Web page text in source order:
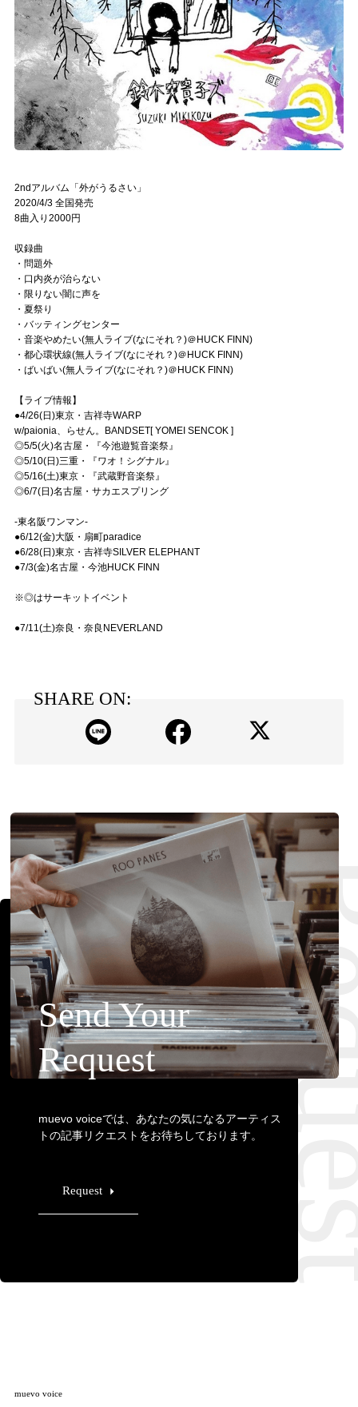
2ndアルバム「外がうるさい」
2020/4/3 全国発売
8曲入り2000円
収録曲
・問題外
・口内炎が治らない
・限りない闇に声を
・夏祭り
・バッティングセンター
・音楽やめたい(無人ライブ(なにそれ？)＠HUCK FINN)
・都心環状線(無人ライブ(なにそれ？)＠HUCK FINN)
・ばいばい(無人ライブ(なにそれ？)＠HUCK FINN)
【ライブ情報】
●4/26(日)東京・吉祥寺WARP
w/paionia、らせん。BANDSET[ YOMEI SENCOK ]
◎5/5(火)名古屋・『今池遊覧音楽祭』
◎5/10(日)三重・『ワオ！シグナル』
◎5/16(土)東京・『武蔵野音楽祭』
◎6/7(日)名古屋・サカエスプリング
-東名阪ワンマン-
●6/12(金)大阪・扇町paradice
●6/28(日)東京・吉祥寺SILVER ELEPHANT
●7/3(金)名古屋・今池HUCK FINN
※◎はサーキットイベント
●7/11(土)奈良・奈良NEVERLAND
SHARE ON:
Send Your
Request
muevo voiceでは、あなたの気になるアーティス
トの記事リクエストをお待ちしております。
Request
muevo voice